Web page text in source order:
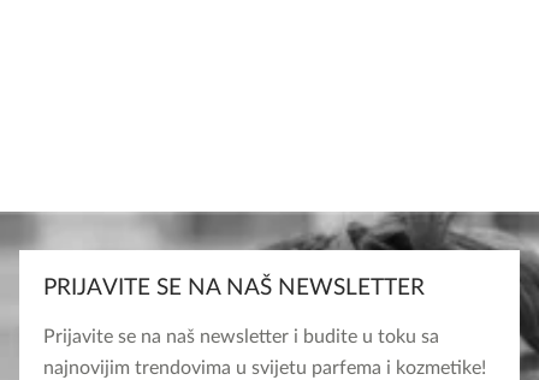
PRIJAVITE SE NA NAŠ NEWSLETTER
Prijavite se na naš newsletter i budite u toku sa
najnovijim trendovima u svijetu parfema i kozmetike!